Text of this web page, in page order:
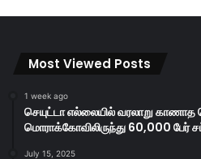
Most Viewed Posts
1 week ago
செயுட்டா எல்லையில் வரலாறு காணாத
மொராக்கோவிலிருந்து 60,000 பேர்
July 15, 2025